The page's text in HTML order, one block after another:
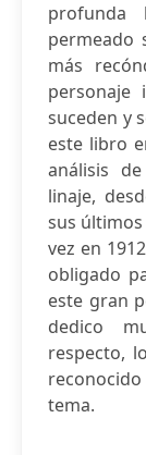
permeado
más
personaje
suceden y
este libro
análisis
linaje,
sus
vez en
obligado
este gran
dedico
respecto,
tema.